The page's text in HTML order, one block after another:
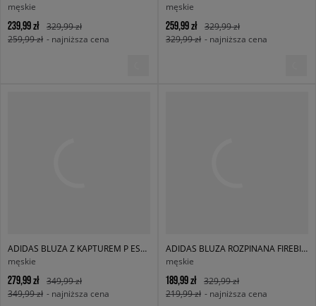
męskie
239,99 zł
329,99 zł
259,99 zł - najniższa cena
męskie
259,99 zł
329,99 zł
329,99 zł - najniższa cena
ADIDAS BLUZA Z KAPTUREM P ESS HD
męskie
279,99 zł
349,99 zł
349,99 zł - najniższa cena
ADIDAS BLUZA ROZPINANA FIREBIRD TT
męskie
189,99 zł
329,99 zł
219,99 zł - najniższa cena